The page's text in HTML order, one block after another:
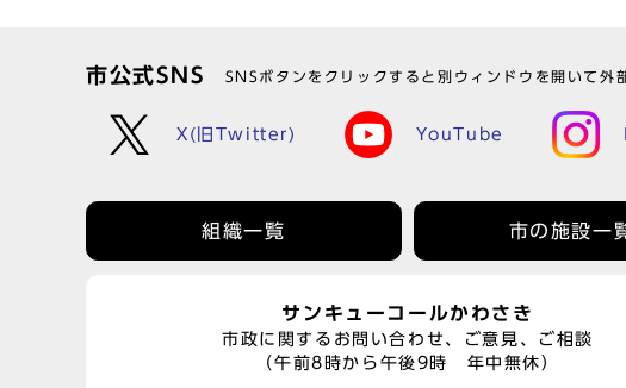
市公式SNS SNSボタンをクリックすると別ウィンドウを開いて外
X(旧Twitter) YouTube
組織一覧 市の施設一
サンキューコールかわさき
市政に関するお問い合わせ、ご意見、ご相談
（午前8時から午後9時 年中無休）